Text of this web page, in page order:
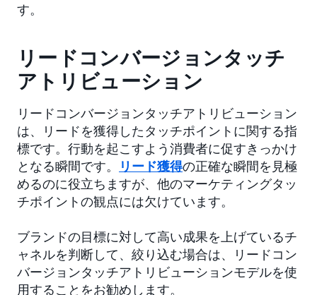
す。
リードコンバージョンタッチ
アトリビューション
リードコンバージョンタッチアトリビューション
は、リードを獲得したタッチポイントに関する指
標です。行動を起こすよう消費者に促すきっかけ
となる瞬間です。
リード獲得の正確な瞬間を見極
めるのに役立ちますが、他のマーケティングタッ
チポイントの観点には欠けています。
ブランドの目標に対して高い成果を上げているチ
ャネルを判断して、絞り込む場合は、リードコン
バージョンタッチアトリビューションモデルを使
用することをお勧めします。